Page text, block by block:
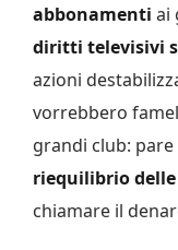
abbonamenti ai
diritti televisivi
azioni
vorrebbero
grandi club:
riequilibrio
chiamare il